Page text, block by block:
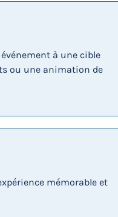
à une cible
ou une animation de
mémorable et